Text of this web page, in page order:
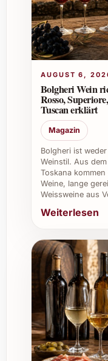
und
Ja, seine
machen ihn zu
gastronomische
8. Wo kann ich
erwerben?
Der Wein ist bei
online in
direkt beim
Seine
den Weinkeller
Gastronomie
gehobenen
exklusiven
Privatfeiern
stets für
AUGUST 6,
Bolgheri Wein
Rosso,
Tuscan erklärt
Magazin
Bolgheri ist
Weinstil. Aus
Toskana
Weine, lange
Weissweine aus
Weiterlesen